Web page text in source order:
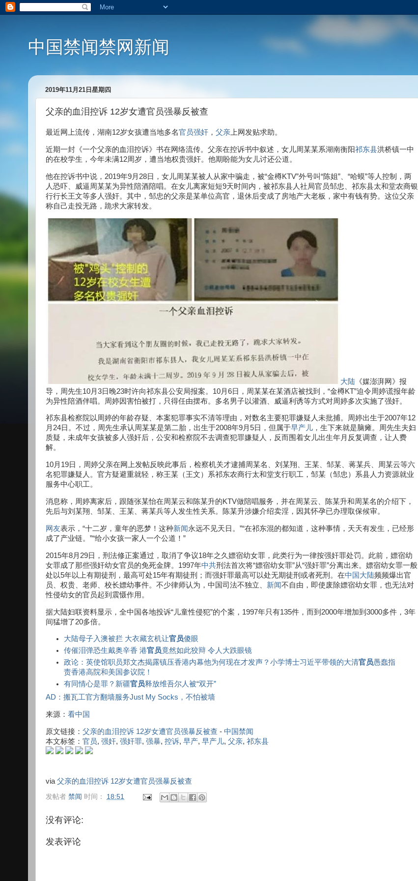
中国禁闻禁网新闻
2019年11月21日星期四
父亲的血泪控诉 12岁女遭官员强暴反被查
最近网上流传，湖南12岁女孩遭当地多名官员强奸 ， 父亲 上网发贴求助。
近期一封《一个父亲的血泪控诉》书在网络流传。父亲在控诉书中叙述，女儿周某某系湖南衡阳祁东县洪桥镇一中
的在校学生，今年未满12周岁，遭当地权贵强奸。他期盼能为女儿讨还公道。
他在控诉书中说，2019年9月28日，女儿周某某被人从家中骗走，被“金樽KTV”外号叫“陈姐”、“哈蟆”等人控制，两
人恐吓、威逼周某某为异性陪酒陪唱。在女儿离家短短9天时间内，被祁东县人社局官员邹忠、祁东县太和堂农商银
行行长王文等多人强奸。其中，邹忠的父亲是某单位高官，退休后变成了房地产大老板，家中有钱有势。这位父亲
称自己走投无路，跪求大家转发。
大陆 《媒澎湃网》报
导，周先生10月3日晚23时许向祁东县公安局报案。10月6日，周某某在某酒店被找到，“金樽KT”迫令周婷谎报年龄
为异性陪酒伴唱。周婷因害怕被打，只得任由摆布。多名男子以灌酒、威逼利诱等方式对周婷多次实施了强奸。
祁东县检察院以周婷的年龄存疑、本案犯罪事实不清等理由，对数名主要犯罪嫌疑人未批捕。周婷出生于2007年12
月24日。不过，周先生承认周某某是第二胎，出生于2008年9月5日，但属于早产儿 ，生下来就是脑瘫。周先生夫妇
质疑，未成年女孩被多人强奸后，公安和检察院不去调查犯罪嫌疑人，反而围着女儿出生年月反复调查，让人费
解。
10月19日，周婷父亲在网上发帖反映此事后，检察机关才逮捕周某名、刘某翔、王某、邹某、蒋某兵、周某云等六
名犯罪嫌疑人。官方疑避重就轻，称王某（王文）系祁东农商行太和堂支行职工，邹某（邹忠）系县人力资源就业
服务中心职工。
消息称，周婷离家后，跟随张某怡在周某云和陈某升的KTV做陪唱服务，并在周某云、陈某升和周某名的介绍下，
先后与刘某翔、邹某、王某、蒋某兵等人发生性关系。陈某升涉嫌介绍卖淫，因其怀孕已办理取保候审。
网友表示，“十二岁，童年的恶梦！这种新闻永远不见天日。”“在祁东混的都知道，这种事情，天天有发生，已经形
成了产业链。”“给小女孩一家人一个公道！”
2015年8月29日，刑法修正案通过，取消了争议18年之久嫖宿幼女罪，此类行为一律按强奸罪处罚。此前，嫖宿幼
女罪成了那些强奸幼女官员的免死金牌。1997年中共刑法首次将“嫖宿幼女罪”从“强奸罪”分离出来。嫖宿幼女罪一般
处以5年以上有期徒刑，最高可处15年有期徒刑；而强奸罪最高可以处无期徒刑或者死刑。在中国 大陆频频爆出官
员、权贵、老师、校长嫖幼事件。不少律师认为，中国司法不独立、 新闻不自由，即使废除嫖宿幼女罪，也无法对
性侵幼女的官员起到震慑作用。
据大陆妇联资料显示，全中国各地投诉“儿童性侵犯”的个案，1997年只有135件，而到2000年增加到3000多件，3年
间猛增了20多倍。
大陆母子入澳被拦 大衣藏玄机让官员傻眼
传催泪弹恐生戴奥辛香 港官员竟然如此狡辩 令人大跌眼镜
政论：英使馆职员郑文杰揭露镇压香港内幕他为何现在才发声？小学博士习近平带领的大清官员愚蠢指
责香港高院和美国参议院！
有同情心是罪？新疆官员释放维吾尔人被“双开”
AD：搬瓦工官方翻墙服务Just My Socks，不怕被墙
来源： 看中国
原文链接： 父亲的血泪控诉 12岁女遭官员强暴反被查 - 中国禁闻
本文标签： 官员, 强奸, 强奸罪, 强暴, 控诉, 早产, 早产儿, 父亲, 祁东县
via 父亲的血泪控诉 12岁女遭官员强暴反被查
发帖者 禁闻 时间： 18:51
没有评论:
发表评论